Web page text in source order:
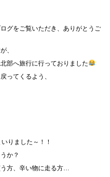
グをご覧いただき、ありがとうご
、
部へ旅行に行っておりました
ってくるよう、
りました～！！
か？
方、辛い物に走る方…